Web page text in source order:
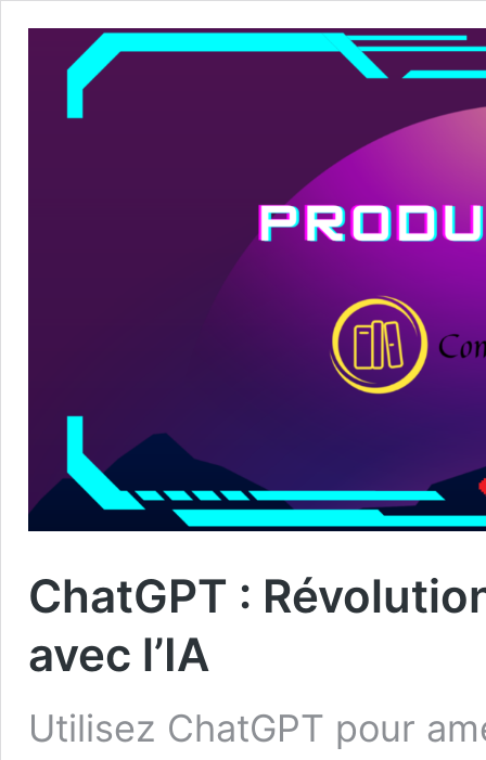
ChatGPT :
avec l’IA
Utilisez ChatGPT pour